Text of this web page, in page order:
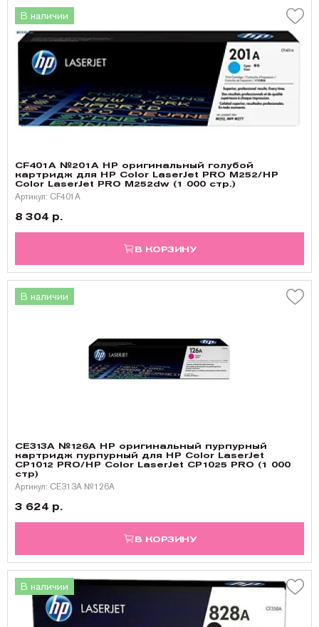
В наличии
CF401A №201A HP оригинальный голубой
картридж для HP Color LaserJet PRO M252/HP
Color LaserJet PRO M252dw (1 000 стр.)
Артикул: CF401A
8 304 р.
В КОРЗИНУ
В наличии
CE313A №126A HP оригинальный пурпурный
картридж пурпурный для HP Color LaserJet
CP1012 PRO/HP Color LaserJet CP1025 PRO (1 000
стр)
Артикул: CE313A №126A
3 624 р.
В КОРЗИНУ
В наличии